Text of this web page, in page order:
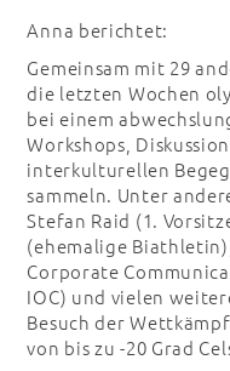
Anna berichtet:
Gemeinsam mit 29
die letzten Wochen
bei einem
Workshops,
interkulturellen
sammeln. Unter
Stefan Raid (1.
(ehemalige
Corporate
IOC) und vielen
Besuch der
von bis zu -20 Grad